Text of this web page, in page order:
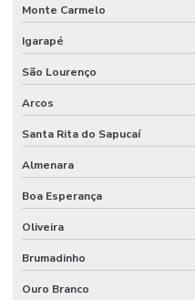
Monte Carmelo
Igarapé
São Lourenço
Arcos
Santa Rita do Sapucaí
Almenara
Boa Esperança
Oliveira
Brumadinho
Ouro Branco